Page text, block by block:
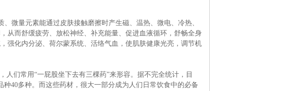
、微量元素能通过皮肤接触磨擦时产生磁、温热、微电、冷热、
从而舒缓疲劳、放松神经、补充能量、促进血液循环，舒畅全身
强化内分泌、荷尔蒙系统、活络气血，使肌肤健康光亮，调节机
人们常用“一屁股坐下去有三棵药”来形容。据不完全统计，目
40多种。而这些药材，很大一部分成为人们日常饮食中的必备